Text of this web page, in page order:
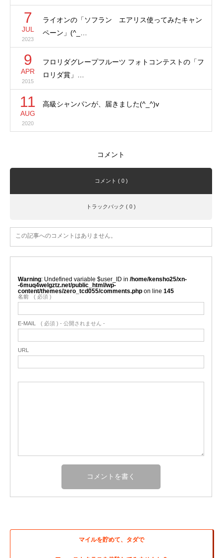
7
JUL
2023
ライオンの「ソフラン エアリス使ってみたキャン
ペーン」(^_…
9
APR
2015
フロリダグレープフルーツ フォトコンテストの「フ
ロリダ賞」…
11
AUG
2020
高級シャンパンが、届きました(^_^)v
コメント
コメント ( 0 )
トラックバック ( 0 )
この記事へのコメントはありません。
Warning : Undefined variable $user_ID in /home/kensho25/xn-
-6muq4welgztz.net/public_html/wp-
content/themes/zero_tcd055/comments.php on line 145
名前 ( 必須 )
E-MAIL ( 必須 ) - 公開されません -
URL
マイルを貯めて、タダで